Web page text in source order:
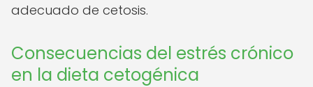
adecuado de cetosis.
Consecuencias del estrés crónico
en la dieta cetogénica